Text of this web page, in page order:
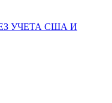
УЧЕТА США И